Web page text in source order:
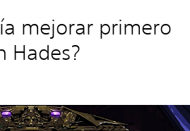
mejorar primero
Hades?